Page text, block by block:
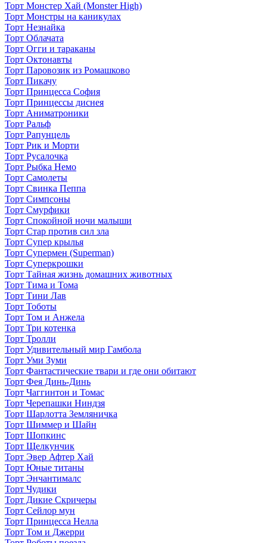
Торт Монстер Хай (Monster High)
Торт Монстры на каникулах
Торт Незнайка
Торт Облачата
Торт Огги и тараканы
Торт Октонавты
Торт Паровозик из Ромашково
Торт Пикачу
Торт Принцесса София
Торт Принцессы диснея
Торт Аниматроники
Торт Ральф
Торт Рапунцель
Торт Рик и Морти
Торт Русалочка
Торт Рыбка Немо
Торт Самолеты
Торт Свинка Пеппа
Торт Симпсоны
Торт Смурфики
Торт Спокойной ночи малыши
Торт Стар против сил зла
Торт Супер крылья
Торт Супермен (Superman)
Торт Суперкрошки
Торт Тайная жизнь домашних животных
Торт Тима и Тома
Торт Тини Лав
Торт Тоботы
Торт Том и Анжела
Торт Три котенка
Торт Тролли
Торт Удивительный мир Гамбола
Торт Уми Зуми
Торт Фантастические твари и где они обитают
Торт Фея Динь-Динь
Торт Чаггинтон и Томас
Торт Черепашки Ниндзя
Торт Шарлотта Земляничка
Торт Шиммер и Шайн
Торт Шопкинс
Торт Щелкунчик
Торт Эвер Афтер Хай
Торт Юные титаны
Торт Энчантималс
Торт Чудики
Торт Дикие Скричеры
Торт Сейлор мун
Торт Принцесса Нелла
Торт Том и Джерри